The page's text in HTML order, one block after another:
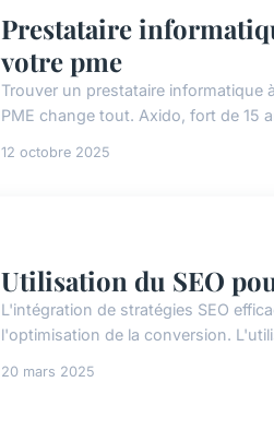
Prestataire
votre pme
Trouver un prestataire informatique
PME change tout. Axido, fort de 15
12 octobre 2025
Utilisation du SEO
L'intégration de stratégies SEO
l'optimisation de la conversion.
20 mars 2025